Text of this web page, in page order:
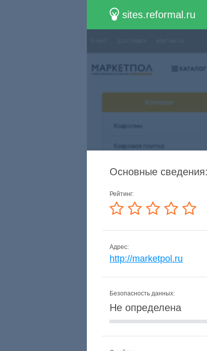
sites.reformal.ru
Основные сведения:
Рейтинг:
Адрес:
http://marketpol.ru
Безопасность данных:
Не определена